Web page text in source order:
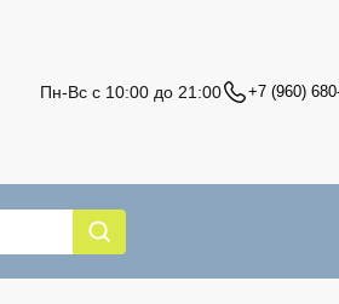
Пн-Вс с 10:00 до 21:00 +7 (960)